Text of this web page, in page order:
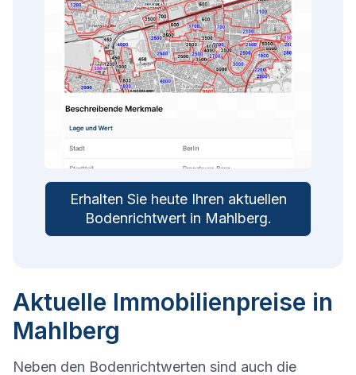
Erhalten Sie heute Ihren aktuellen
Bodenrichtwert in Mahlberg.
Aktuelle Immobilienpreise in
Mahlberg
Neben den Bodenrichtwerten sind auch die